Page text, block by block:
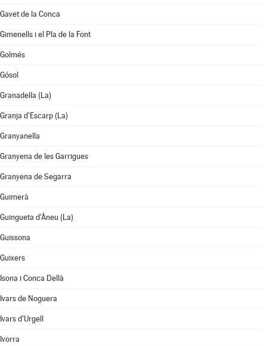
Gavet de la Conca
Gimenells i el Pla de la Font
Golmés
Gósol
Granadella (La)
Granja d'Escarp (La)
Granyanella
Granyena de les Garrigues
Granyena de Segarra
Guimerà
Guingueta d'Àneu (La)
Guissona
Guixers
Isona i Conca Dellà
Ivars de Noguera
Ivars d'Urgell
Ivorra